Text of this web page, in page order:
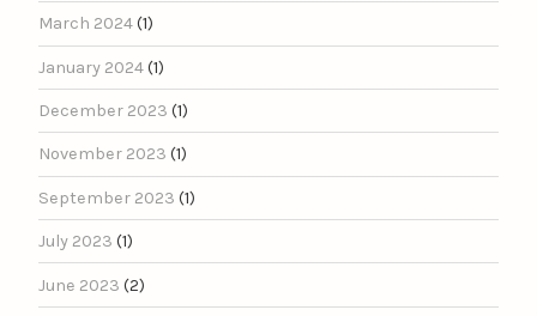
March 2024(1)
January 2024(1)
December 2023 (1)
November 2023 (1)
September 2023 (1)
July 2023 (1)
June 2023 (2)